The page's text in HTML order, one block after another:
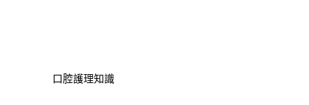
口腔護理知識